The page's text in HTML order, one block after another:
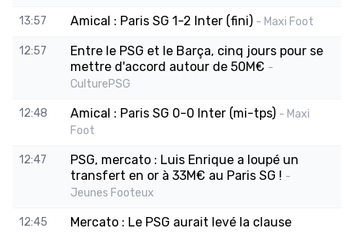
13:57 Amical : Paris SG 1-2 Inter (fini) - Maxi Foot
12:57
Entre le PSG et le Barça, cinq jours pour se
mettre d'accord autour de 50M€ -
CulturePSG
12:48 Amical : Paris SG 0-0 Inter (mi-tps) - Maxi
Foot
12:47
PSG, mercato : Luis Enrique a loupé un
transfert en or à 33M€ au Paris SG ! -
Jeunes Footeux
12:45
Mercato : Le PSG aurait levé la clause